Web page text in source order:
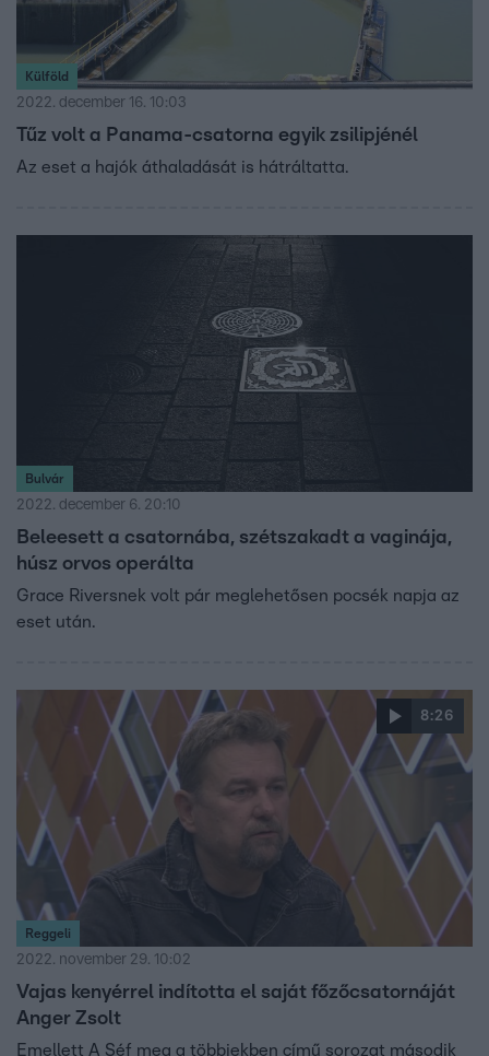
Külföld
2022. december 16. 10:03
Tűz volt a Panama-csatorna egyik zsilipjénél
Az eset a hajók áthaladását is hátráltatta.
Bulvár
2022. december 6. 20:10
Beleesett a csatornába, szétszakadt a vaginája,
húsz orvos operálta
Grace Riversnek volt pár meglehetősen pocsék napja az
eset után.
8:26
Reggeli
2022. november 29. 10:02
Vajas kenyérrel indította el saját főzőcsatornáját
Anger Zsolt
Emellett A Séf meg a többiekben című sorozat második